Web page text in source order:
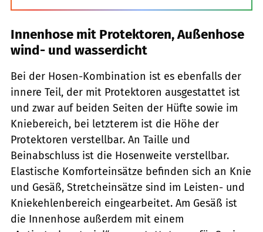
Innenhose mit Protektoren, Außenhose
wind- und wasserdicht
Bei der Hosen-Kombination ist es ebenfalls der
innere Teil, der mit Protektoren ausgestattet ist
und zwar auf beiden Seiten der Hüfte sowie im
Kniebereich, bei letzterem ist die Höhe der
Protektoren verstellbar. An Taille und
Beinabschluss ist die Hosenweite verstellbar.
Elastische Komforteinsätze befinden sich an Knie
und Gesäß, Stretcheinsätze sind im Leisten- und
Kniekehlenbereich eingearbeitet. Am Gesäß ist
die Innenhose außerdem mit einem